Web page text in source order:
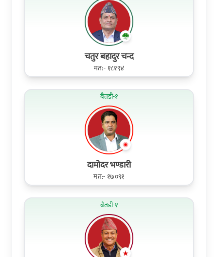
चतुर बहादुर चन्द
मत:- १८१९४
बैतडी-१
दामोदर भण्डारी
मत:- १७०९१
बैतडी-१